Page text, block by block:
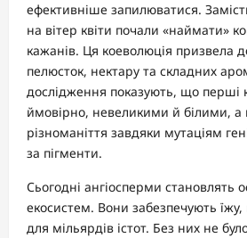
ефективніше запилюватися.
на вітер квіти почали «наймати»
кажанів. Ця коеволюція призвела
пелюсток, нектару та складних
дослідження показують, що перші
ймовірно, невеликими й білими, а
різноманіття завдяки мутаціям
за пігменти.
Сьогодні ангіосперми становлять
екосистем. Вони забезпечують їжу,
для мільярдів істот. Без них не